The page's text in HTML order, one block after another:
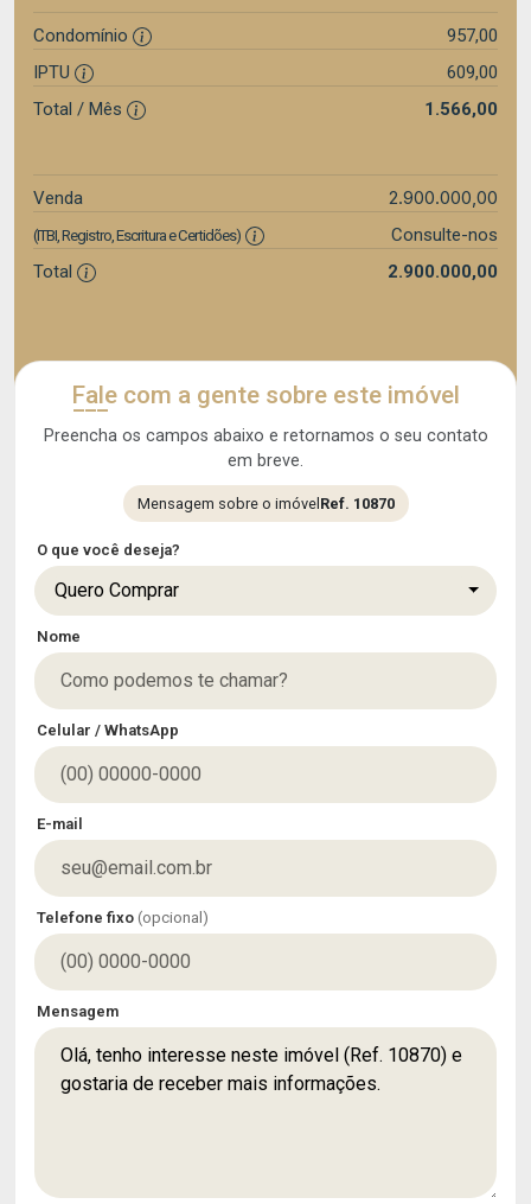
Condomínio
957,00
IPTU
609,00
Total / Mês
1.566,00
Venda 2.900.000,00
(ITBI, Registro, Escritura e Certidões)
Consulte-nos
Total
2.900.000,00
Fale com a gente sobre este imóvel
Preencha os campos abaixo e retornamos o seu contato
em breve.
Mensagem sobre o imóvel Ref. 10870
O que você deseja?
Quero Comprar
Nome
Celular / WhatsApp
E-mail
Telefone fixo (opcional)
Mensagem